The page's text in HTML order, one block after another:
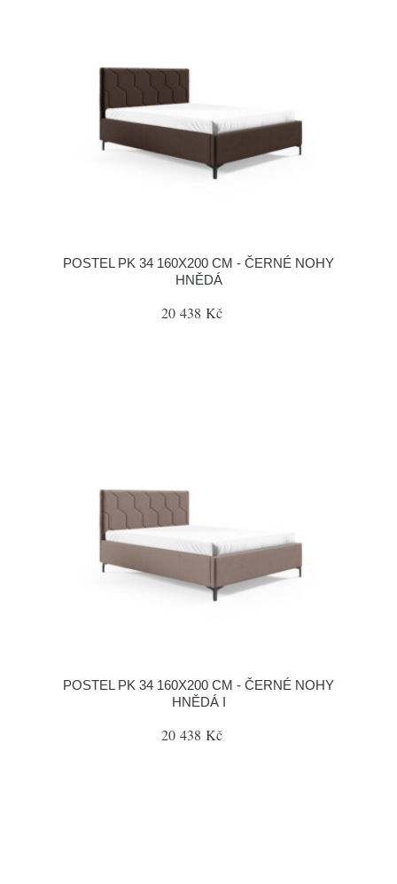
POSTEL PK 34 160X200 CM - ČERNÉ NOHY
HNĚDÁ
20 438 Kč
POSTEL PK 34 160X200 CM - ČERNÉ NOHY
HNĚDÁ I
20 438 Kč